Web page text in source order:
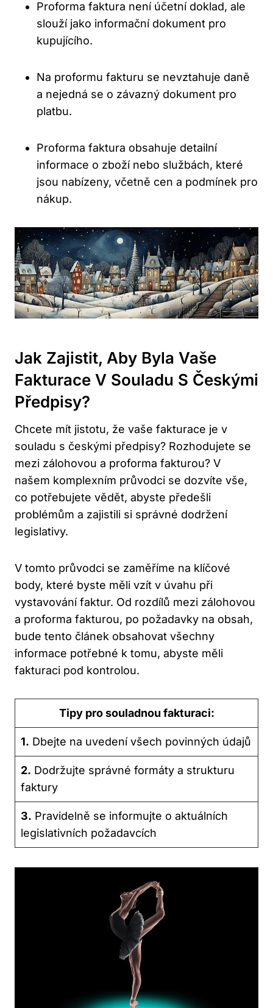
Proforma faktura není účetní doklad, ale
slouží jako informační dokument pro
kupujícího.
Na proformu fakturu se nevztahuje daně
a nejedná se o závazný dokument pro
platbu.
Proforma faktura obsahuje detailní
informace o zboží nebo službách, které
jsou nabízeny, včetně cen a podmínek pro
nákup.
Jak Zajistit, Aby Byla Vaše
Fakturace V Souladu S Českými
Předpisy?
Chcete mít jistotu, že vaše fakturace je v
souladu s českými předpisy? Rozhodujete se
mezi zálohovou a proforma fakturou? V
našem komplexním průvodci se dozvíte vše,
co potřebujete vědět, abyste předešli
problémům a zajistili si správné dodržení
legislativy.
V tomto průvodci se zaměříme na klíčové
body, které byste měli vzít v úvahu při
vystavování faktur. Od rozdílů mezi zálohovou
a proforma fakturou, po požadavky na obsah,
bude tento článek obsahovat všechny
informace potřebné k tomu, abyste měli
fakturaci pod kontrolou.
Tipy pro souladnou fakturaci:
1. Dbejte na uvedení všech povinných údajů
2. Dodržujte správné formáty a strukturu
faktury
3. Pravidelně se informujte o aktuálních
legislativních požadavcích